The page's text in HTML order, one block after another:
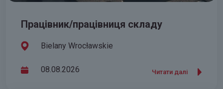
Працівник/працівниця складу
Bielany Wrocławskie
08.08.2026 Читати далі